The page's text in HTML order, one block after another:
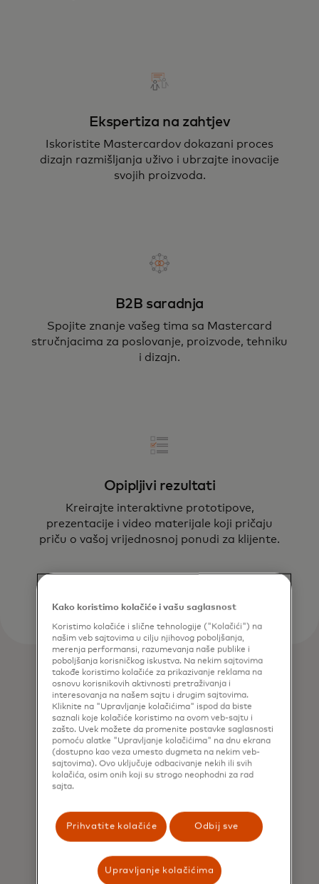
Ekspertiza na zahtjev
Iskoristite Mastercardov dokazani proces
dizajn razmišljanja uživo i ubrzajte inovacije
svojih proizvoda.
B2B saradnja
Spojite znanje vašeg tima sa Mastercard
stručnjacima za poslovanje, proizvode, tehniku
i dizajn.
Opipljivi rezultati
Kreirajte interaktivne prototipove,
prezentacije i video materijale koji pričaju
priču o vašoj vrijednosnoj ponudi za klijente.
Idea Spark
Kako koristimo kolačiće i vašu saglasnost
Koristimo kolačiće i slične tehnologije ("Kolačići") na
našim veb sajtovima u cilju njihovog poboljšanja,
merenja performansi, razumevanja naše publike i
poboljšanja korisničkog iskustva. Na nekim sajtovima
takođe koristimo kolačiće za prikazivanje reklama na
osnovu korisnikovih aktivnosti pretraživanja i
interesovanja na našem sajtu i drugim sajtovima.
Kliknite na "Upravljanje kolačićima" ispod da biste
saznali koje kolačiće koristimo na ovom veb-sajtu i
zašto. Uvek možete da promenite postavke saglasnosti
pomoću alatke "Upravljanje kolačićima" na dnu ekrana
(dostupno kao veza umesto dugmeta na nekim veb-
sajtovima). Ovo uključuje odbacivanje nekih ili svih
kolačića, osim onih koji su strogo neophodni za rad
sajta.
Prihvatite kolačiće Odbij sve
Upravljanje kolačićima